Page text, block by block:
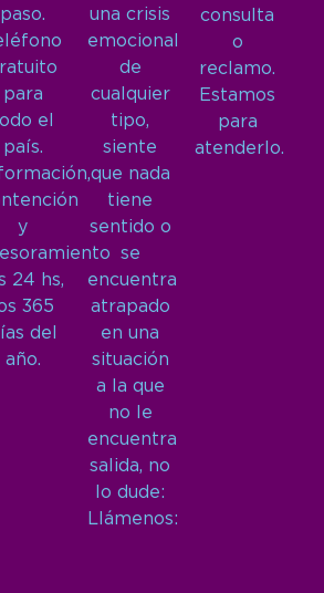
paso.
para
el
país.
y
24 hs,
365
del
año.
una crisis
emocional
de
cualquier
tipo,
siente
que nada
tiene
sentido o
se
encuentra
atrapado
en una
situación
a la que
no le
encuentra
salida, no
lo dude:
Llámenos:
consulta
o
reclamo.
Estamos
para
atenderlo.